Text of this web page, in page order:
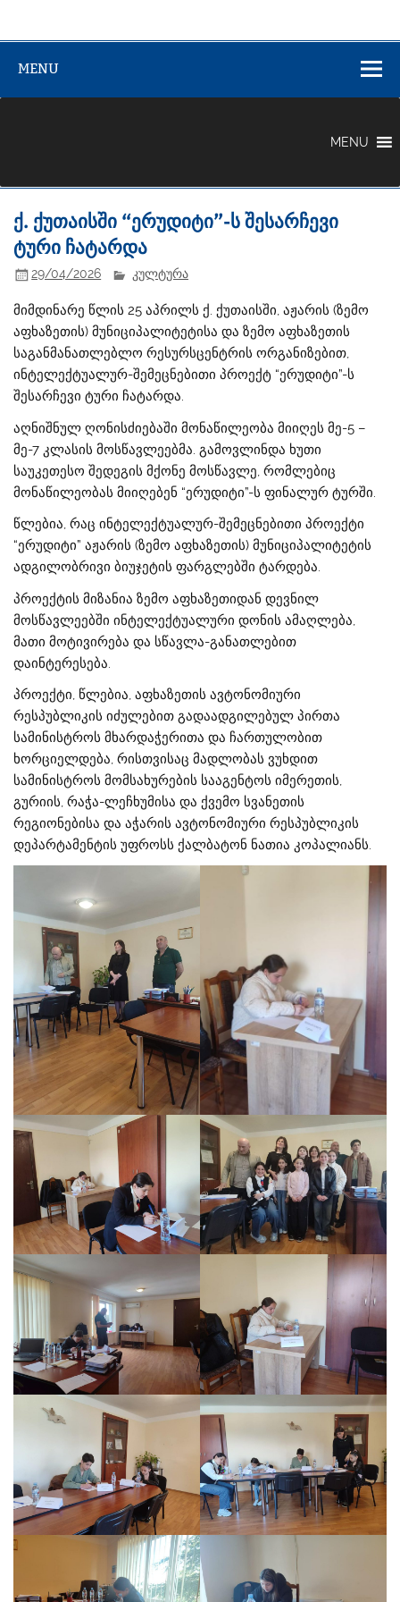
აფხაზეთის)
MENU
MENU
ქ. ქუთაისში “ერუდიტი”-ს შესარჩევი
ტური ჩატარდა
29/04/2026 კულტურა
მიმდინარე წლის 25 აპრილს ქ. ქუთაისში, აჟარის (ზემო
აფხაზეთის) მუნიციპალიტეტისა და ზემო აფხაზეთის
საგანმანათლებლო რესურსცენტრის ორგანიზებით,
ინტელექტუალურ-შემეცნებითი პროექტ “ერუდიტი”-ს
შესარჩევი ტური ჩატარდა.
აღნიშნულ ღონისძიებაში მონაწილეობა მიიღეს მე-5 –
მე-7 კლასის მოსწავლეებმა. გამოვლინდა ხუთი
საუკეთესო შედეგის მქონე მოსწავლე, რომლებიც
მონაწილეობას მიიღებენ “ერუდიტი”-ს ფინალურ ტურში.
წლებია, რაც ინტელექტუალურ-შემეცნებითი პროექტი
“ერუდიტი” აჟარის (ზემო აფხაზეთის) მუნიციპალიტეტის
ადგილობრივი ბიუჯეტის ფარგლებში ტარდება.
პროექტის მიზანია ზემო აფხაზეთიდან დევნილ
მოსწავლეებში ინტელექტუალური დონის ამაღლება,
მათი მოტივირება და სწავლა-განათლებით
დაინტერესება.
პროექტი, წლებია, აფხაზეთის ავტონომიური
რესპუბლიკის იძულებით გადაადგილებულ პირთა
სამინისტროს მხარდაჭერითა და ჩართულობით
ხორციელდება, რისთვისაც მადლობას ვუხდით
სამინისტროს მომსახურების სააგენტოს იმერეთის,
გურიის, რაჭა-ლეჩხუმისა და ქვემო სვანეთის
რეგიონებისა და აჭარის ავტონომიური რესპუბლიკის
დეპარტამენტის უფროსს ქალბატონ ნათია კოპალიანს.